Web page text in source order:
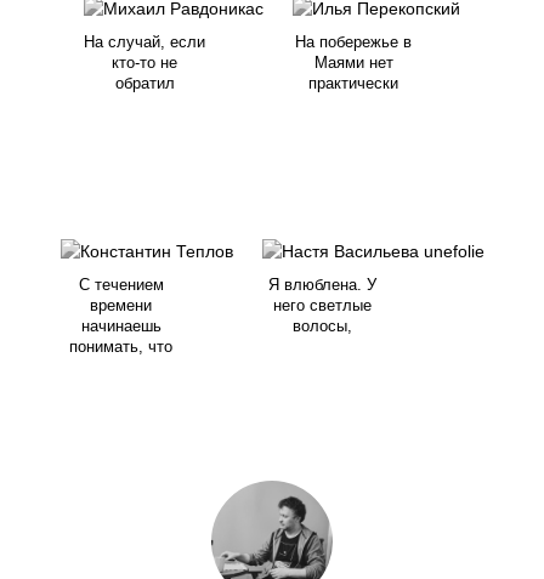
На случай, если
кто-то не
обратил
На побережье в
Маями нет
практически
С течением
времени
начинаешь
понимать, что
Я влюблена. У
него светлые
волосы,